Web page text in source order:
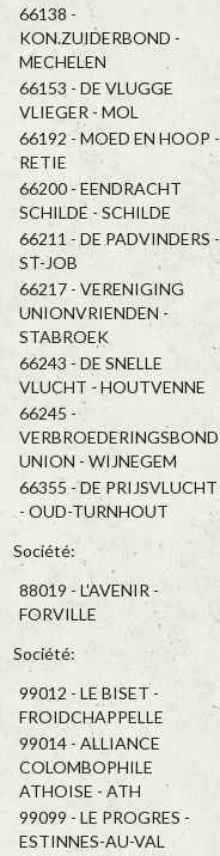
66138 -
KON.ZUIDERBOND -
MECHELEN
66153 - DE VLUGGE
VLIEGER - MOL
66192 - MOED EN HOOP -
RETIE
66200 - EENDRACHT
SCHILDE - SCHILDE
66211 - DE PADVINDERS -
ST-JOB
66217 - VERENIGING
UNIONVRIENDEN -
STABROEK
66243 - DE SNELLE
VLUCHT - HOUTVENNE
66245 -
VERBROEDERINGSBOND
UNION - WIJNEGEM
66355 - DE PRIJSVLUCHT
- OUD-TURNHOUT
Société:
88019 - L'AVENIR -
FORVILLE
Société:
99012 - LE BISET -
FROIDCHAPPELLE
99014 - ALLIANCE
COLOMBOPHILE
ATHOISE - ATH
99099 - LE PROGRES -
ESTINNES-AU-VAL